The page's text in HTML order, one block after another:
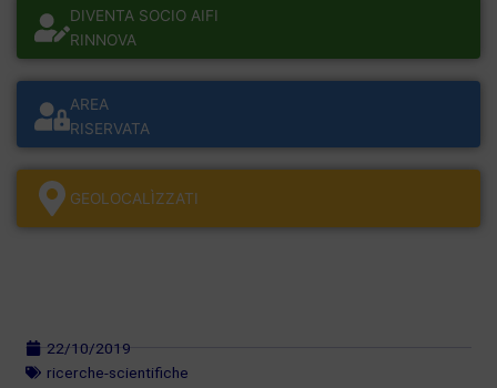
DIVENTA SOCIO AIFI
RINNOVA
AREA
RISERVATA
GEOLOCALÌZZATI
22/10/2019
ricerche-scientifiche